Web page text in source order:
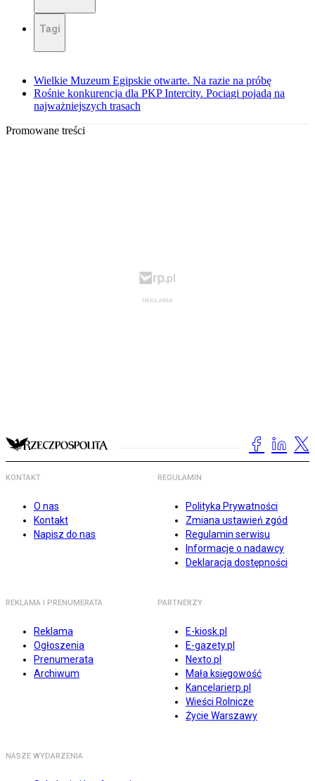
Tagi
Wielkie Muzeum Egipskie otwarte. Na razie na próbę
Rośnie konkurencja dla PKP Intercity. Pociągi pojadą na
najważniejszych trasach
Promowane treści
KONTAKT
O nas
Kontakt
Napisz do nas
REGULAMIN
Polityka Prywatności
Zmiana ustawień zgód
Regulamin serwisu
Informacje o nadawcy
Deklaracja dostępności
REKLAMA I PRENUMERATA
Reklama
Ogłoszenia
Prenumerata
Archiwum
PARTNERZY
E-kiosk.pl
E-gazety.pl
Nexto.pl
Mała księgowość
Kancelarierp.pl
Wieści Rolnicze
Życie Warszawy
NASZE WYDARZENIA